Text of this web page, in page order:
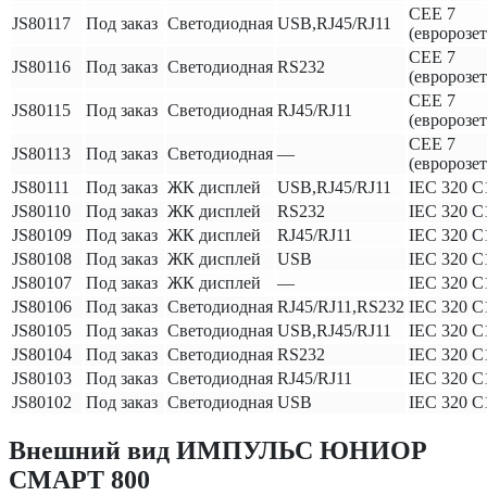
JS80117
Под заказ Светодиодная USB,RJ45/RJ11
CEE 7
JS80116
Под заказ Светодиодная RS232
CEE 7
JS80115
Под заказ Светодиодная RJ45/RJ11
CEE 7
JS80113
Под заказ Светодиодная —
CEE 7
JS80111
Под заказ ЖК дисплей USB,RJ45/RJ11
IEC 320
JS80110
Под заказ ЖК дисплей RS232
IEC 320
JS80109
Под заказ ЖК дисплей RJ45/RJ11
IEC 320
JS80108
Под заказ ЖК дисплей USB
IEC 320
JS80107
Под заказ ЖК дисплей —
IEC 320
JS80106
Под заказ Светодиодная RJ45/RJ11,RS232 IEC 320
JS80105
Под заказ Светодиодная USB,RJ45/RJ11
IEC 320
JS80104
Под заказ Светодиодная RS232
IEC 320
JS80103
Под заказ Светодиодная RJ45/RJ11
IEC 320
JS80102
Под заказ Светодиодная USB IEC 320
Внешний вид ИМПУЛЬС ЮНИОР
СМАРТ 800